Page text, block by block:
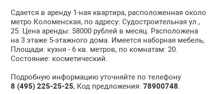
Сдается в аренду 1-ная квартира, расположенная около
метро Коломенская, по адресу: Судостроительная ул.,
25. Цена аренды: 58000 рублей в месяц. Расположена
на 3 этаже 5-этажного дома. Имеется наборная мебель,
Площади: кухня - 6 кв. метров, по комнатам: 20.
Состояние: косметический.
Подробную информацию уточняйте по телефону
8 (495) 225-25-25, Код предложения:78900748.